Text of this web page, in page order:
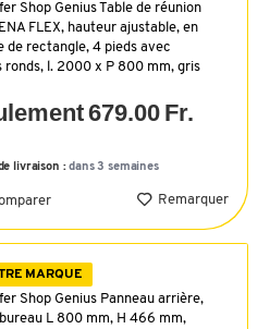
Shop Genius Table de réunion
FLEX, hauteur ajustable, en
de rectangle, 4 pieds avec
ronds, l. 2000 x P 800 mm, gris
679.00 Fr.
livraison :dans 3 semaines
Remarquer
MARQUE
Shop Genius Panneau arrière,
L 800 mm, H 466 mm,